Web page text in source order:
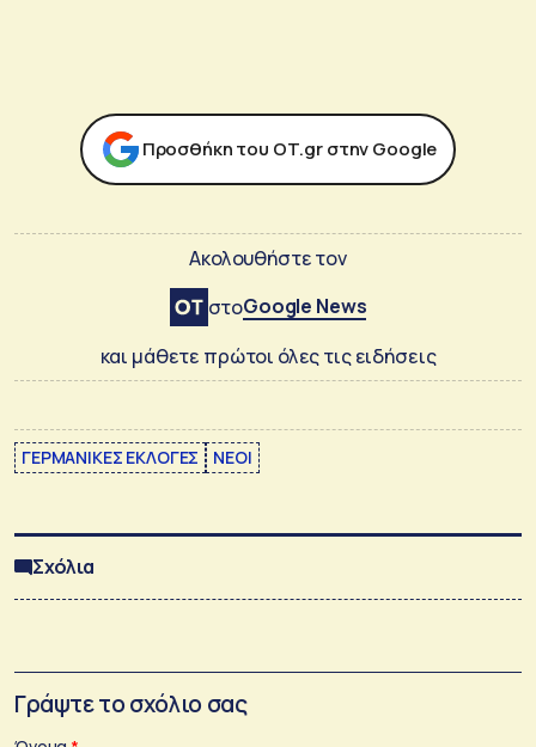
Προσθήκη του ΟΤ.gr στην Google
Ακολουθήστε τον
στοGoogle News
και μάθετε πρώτοι όλες τις ειδήσεις
ΓΕΡΜΑΝΙΚΕΣ ΕΚΛΟΓΕΣ ΝΕΟΙ
Σχόλια
Γράψτε το σχόλιο σας